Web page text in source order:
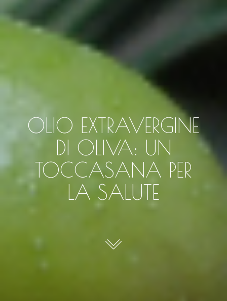
OLIO EXTRAVERGINE
DI OLIVA: UN
TOCCASANA PER
LA SALUTE